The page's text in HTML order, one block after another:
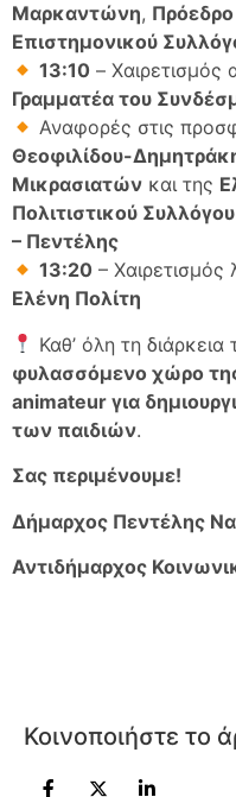
Μαρκαντώνη, Πρόεδρο
Επιστημονικού
13:10 – Χαιρετισμός
Γραμματέα του
Αναφορές στις
Θεοφιλίδου-
Μικρασιατών και της
Πολιτιστικού
– Πεντέλης
13:20 –
Ελένη Πολίτη
Καθ’ όλη τη
φυλασσόμενο χώρο
animateur για
των παιδιών.
Σας περιμένουμε!
Δήμαρχος Πεντέλης
Αντιδήμαρχος
Κοινοποιήστε το